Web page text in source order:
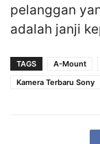
pelanggan
adalah janji
TAGS A-Mount
Kamera Terbaru Sony